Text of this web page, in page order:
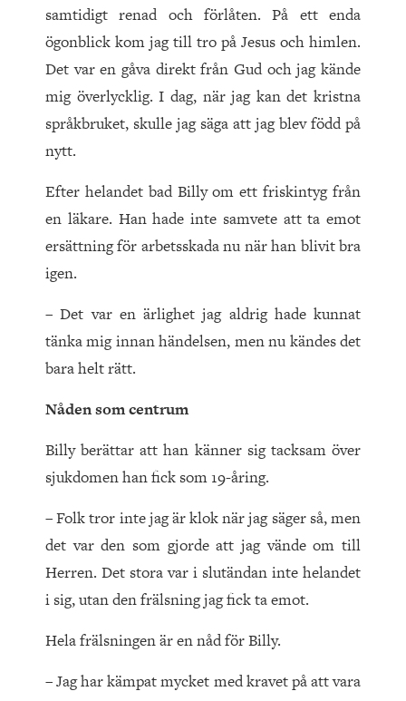
samtidigt renad och förlåten. På ett enda
ögonblick kom jag till tro på Jesus och himlen.
Det var en gåva direkt från Gud och jag kände
mig överlycklig. I dag, när jag kan det kristna
språkbruket, skulle jag säga att jag blev född på
nytt.
Efter helandet bad Billy om ett friskintyg från
en läkare. Han hade inte samvete att ta emot
ersättning för arbetsskada nu när han blivit bra
igen.
– Det var en ärlighet jag aldrig hade kunnat
tänka mig innan händelsen, men nu kändes det
bara helt rätt.
Nåden som centrum
Billy berättar att han känner sig tacksam över
sjukdomen han fick som 19-åring.
– Folk tror inte jag är klok när jag säger så, men
det var den som gjorde att jag vände om till
Herren. Det stora var i slutändan inte helandet
i sig, utan den frälsning jag fick ta emot.
Hela frälsningen är en nåd för Billy.
– Jag har kämpat mycket med kravet på att vara